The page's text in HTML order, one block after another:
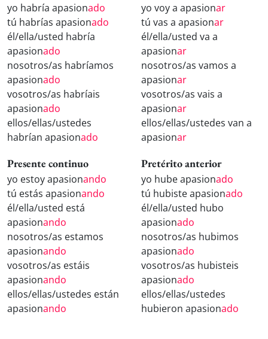
yo habría apasionado
tú habrías apasionado
él/ella/usted habría
apasionado
nosotros/as habríamos
apasionado
vosotros/as habríais
apasionado
ellos/ellas/ustedes
habrían apasionado
yo voy a apasionar
tú vas a apasionar
él/ella/usted va a
apasionar
nosotros/as vamos a
apasionar
vosotros/as vais a
apasionar
ellos/ellas/ustedes van a
apasionar
Presente continuo
yo estoy apasionando
tú estás apasionando
él/ella/usted está
apasionando
nosotros/as estamos
apasionando
vosotros/as estáis
apasionando
ellos/ellas/ustedes están
apasionando
Pretérito anterior
yo hube apasionado
tú hubiste apasionado
él/ella/usted hubo
apasionado
nosotros/as hubimos
apasionado
vosotros/as hubisteis
apasionado
ellos/ellas/ustedes
hubieron apasionado